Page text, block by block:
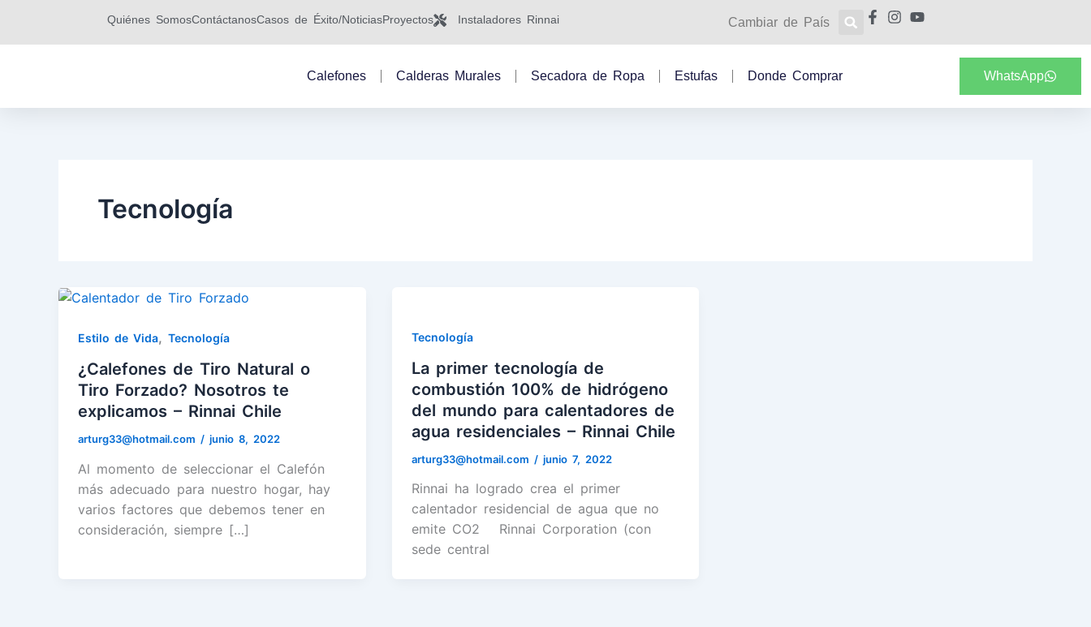
contenido
Quiénes SomosContáctanosCasos de Éxito/NoticiasProyectos Instaladores Rinnai Cambiar de País
Calefones Calderas Murales Secadora de Ropa Estufas Donde Comprar WhatsApp
Tecnología
Estilo de Vida, Tecnología
¿Calefones de Tiro Natural o
Tiro Forzado? Nosotros te
explicamos – Rinnai Chile
arturg33@hotmail.com / junio 8, 2022
Al momento de seleccionar el Calefón
más adecuado para nuestro hogar, hay
varios factores que debemos tener en
consideración, siempre […]
Tecnología
La primer tecnología de
combustión 100% de hidrógeno
del mundo para calentadores de
agua residenciales – Rinnai Chile
arturg33@hotmail.com / junio 7, 2022
Rinnai ha logrado crea el primer
calentador residencial de agua que no
emite CO2 Rinnai Corporation (con
sede central